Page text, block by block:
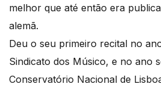
melhor que até então era
alemã.
Deu o seu primeiro recital no
Sindicato dos Músico, e no ano
Conservatório Nacional de